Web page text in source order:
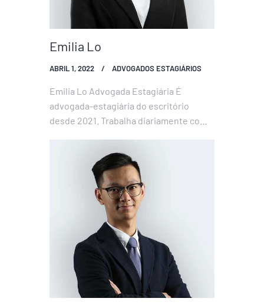
Emilia Lo
ABRIL 1, 2022 ADVOGADOS ESTAGIÁRIOS
Emilia Lo Advogada Estagiária É
advogada-estagiária do escritório
desde 2021. Trabalha diariamente com
elaboração e revisão de contratos e
documentos diversos. Frequentou a
Faculdade de Direito da Universidade